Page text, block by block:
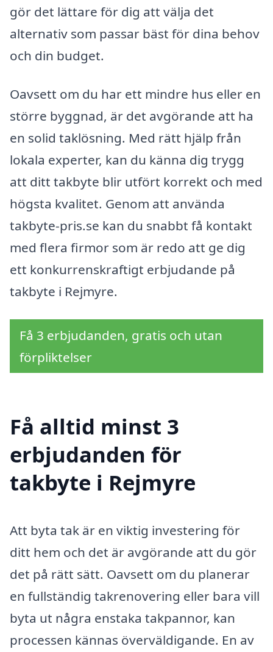
gör det lättare för dig att välja det
alternativ som passar bäst för dina behov
och din budget.
Oavsett om du har ett mindre hus eller en
större byggnad, är det avgörande att ha
en solid taklösning. Med rätt hjälp från
lokala experter, kan du känna dig trygg
att ditt takbyte blir utfört korrekt och med
högsta kvalitet. Genom att använda
takbyte-pris.se kan du snabbt få kontakt
med flera firmor som är redo att ge dig
ett konkurrenskraftigt erbjudande på
takbyte i Rejmyre.
Få 3 erbjudanden, gratis och utan
förpliktelser
Få alltid minst 3
erbjudanden för
takbyte i Rejmyre
Att byta tak är en viktig investering för
ditt hem och det är avgörande att du gör
det på rätt sätt. Oavsett om du planerar
en fullständig takrenovering eller bara vill
byta ut några enstaka takpannor, kan
processen kännas överväldigande. En av